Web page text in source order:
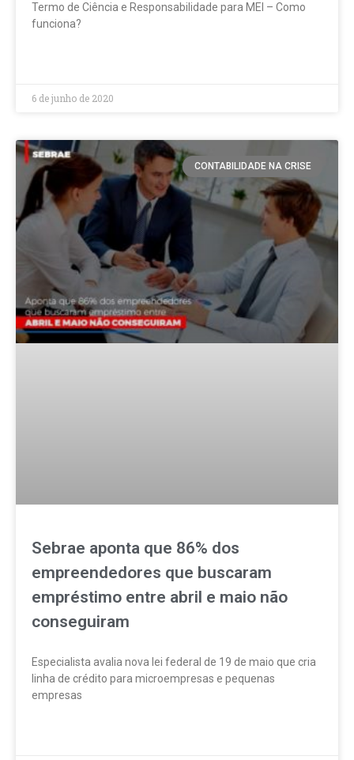
Termo de Ciência e Responsabilidade para MEI – Como
funciona?
6 de junho de 2020
CONTABILIDADE NA CRISE
Sebrae aponta que 86% dos
empreendedores que buscaram
empréstimo entre abril e maio não
conseguiram
Especialista avalia nova lei federal de 19 de maio que cria
linha de crédito para microempresas e pequenas
empresas